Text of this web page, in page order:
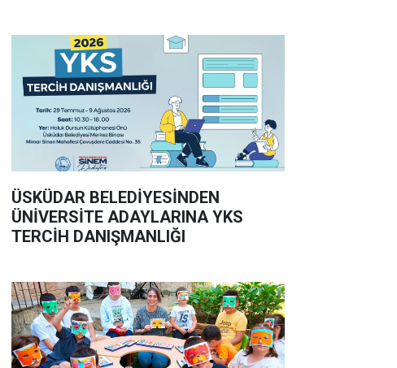
ÜSKÜDAR BELEDİYESİNDEN
ÜNİVERSİTE ADAYLARINA YKS
TERCİH DANIŞMANLIĞI